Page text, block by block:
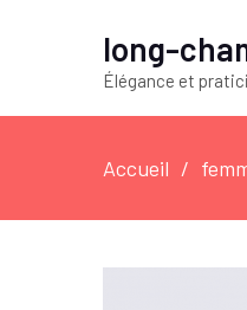
long-
Élégance et
Accueil